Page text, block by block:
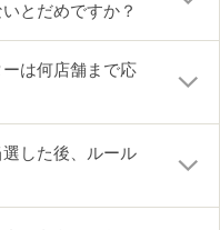
とだめですか？
は何店舗まで応
した後、ルール